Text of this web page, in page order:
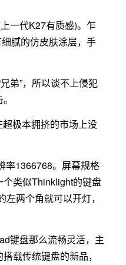
一代K27有质感)。乍
腻的仿皮肤涂层，手
弟”，所以谈不上侵犯
极本拥挤的市场上没
率1366768。屏幕规格
类似Thinklight的键盘
两个角就可以开灯，
键盘那么流畅灵活，主
载传统键盘的新品，